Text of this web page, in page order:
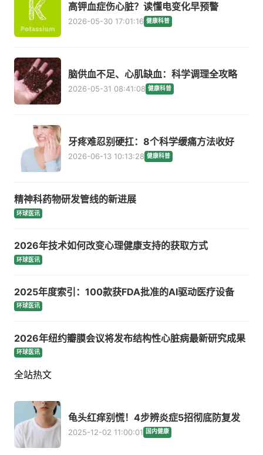
高钾血症伤心脏？读懂电变化早预警
2026-05-30 17:01:16 健康科普
脑供血不足、心肌缺血：科学调理全攻略
2026-05-31 08:41:08 健康科普
牙疼难忍别硬扛：8个科学缓痛方法收好
2026-06-13 10:13:28 健康科普
精神科药物研发管线的新进展
环球医讯
2026年技术如何改变心理健康支持的获取方式
环球医讯
2025年度索引：100款获FDA批准的AI驱动医疗设备
环球医讯
2026年纽约瓣膜会议将发布结构性心脏病最新研究成果
环球医讯
全站热文
龟头红痒别慌！4步辨炎症5招彻底防复发
2025-12-02 11:00:01 国内健康